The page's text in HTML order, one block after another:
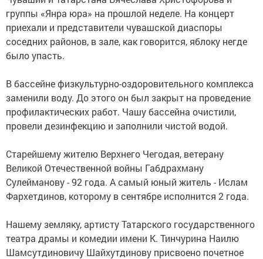
группы «Янра юра» на прошлой неделе. На концерт
приехали и представители чувашской диаспоры
соседних районов, в зале, как говорится, яблоку негде
было упасть.
В бассейне физкультурно-оздоровительного комплекса
заменили воду. До этого он был закрыт на проведение
профилактических работ. Чашу бассейна очистили,
провели дезинфекцию и заполнили чистой водой.
Старейшему жителю Верхнего Чегодая, ветерану
Великой Отечественной войны Габдрахману
Сулейманову - 92 года. А самый юный житель - Ислам
Фархетдинов, которому в сентябре исполнится 2 года.
Нашему земляку, артисту Татарского государственного
театра драмы и комедии имени К. Тинчурина Наилю
Шамсутдиновичу Шайхутдинову присвоено почетное